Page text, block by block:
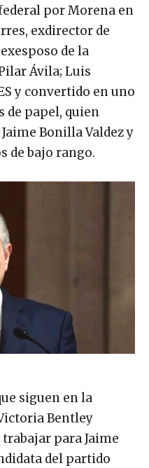
por Morena en
exdirector de
de la
Ávila; Luis
y convertido en uno
de papel, quien
Bonilla Valdez y
de bajo rango.
siguen en la
Bentley
para Jaime
del partido